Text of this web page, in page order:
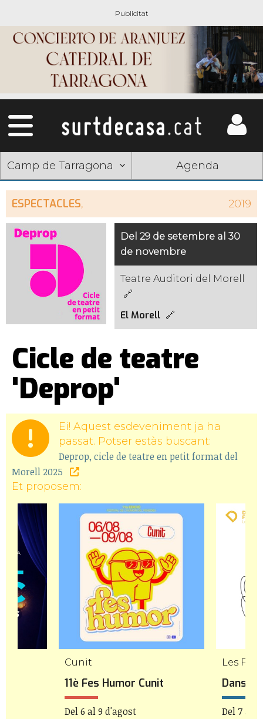
Camp de Tarragona Agenda
ESPECTACLES, 2019
Del 29 de setembre al 30
de novembre
Teatre Auditori del Morell
El Morell
Cicle de teatre
'Deprop'
Ei! Aquest esdeveniment ja ha
passat. Potser estàs buscant:
Deprop, cicle de teatre en petit format del
Morell 2025
Et proposem:
Cunit
11è Fes Humor Cunit
Del 6 al 9 d'agost
Les
Del 7 al